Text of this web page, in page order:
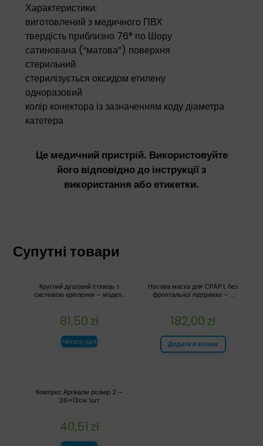
Характеристики:
виготовлений з медичного ПВХ
твердість приблизно 76° по Шору
сатинована (“матова”) поверхня
стерильний
стерилізується оксидом етилену
одноразовий
колір конектора із зазначенням коду діаметра
катетера
Це медичний пристрій. Використовуйте
його відповідно до інструкції з
використання або етикетки.
Супутні товари
Носова маска для CPAP L без
фронтальної підтримки – ...
182,00 zł
Додати в кошик
Круглий душовий стілець з
системою кріплення – модел...
81,50 zł
Читати далі
Компрес Аргікалм розмір 2 –
26×13см 1шт
40,51 zł